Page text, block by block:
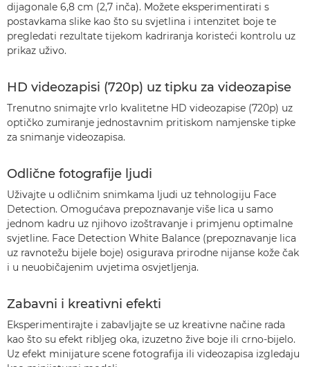
dijagonale 6,8 cm (2,7 inča). Možete eksperimentirati s
postavkama slike kao što su svjetlina i intenzitet boje te
pregledati rezultate tijekom kadriranja koristeći kontrolu uz
prikaz uživo.
HD videozapisi (720p) uz tipku za videozapise
Trenutno snimajte vrlo kvalitetne HD videozapise (720p) uz
optičko zumiranje jednostavnim pritiskom namjenske tipke
za snimanje videozapisa.
Odlične fotografije ljudi
Uživajte u odličnim snimkama ljudi uz tehnologiju Face
Detection. Omogućava prepoznavanje više lica u samo
jednom kadru uz njihovo izoštravanje i primjenu optimalne
svjetline. Face Detection White Balance (prepoznavanje lica
uz ravnotežu bijele boje) osigurava prirodne nijanse kože čak
i u neuobičajenim uvjetima osvjetljenja.
Zabavni i kreativni efekti
Eksperimentirajte i zabavljajte se uz kreativne načine rada
kao što su efekt ribljeg oka, izuzetno žive boje ili crno-bijelo.
Uz efekt minijature scene fotografija ili videozapisa izgledaju